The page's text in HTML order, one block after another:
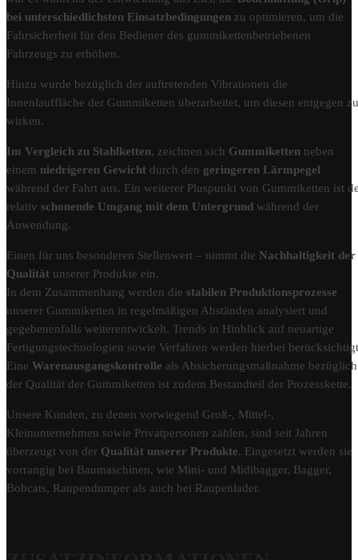
bei unterschiedlichsten Einsatzbedingungen zu optimieren, um die
Fahrsicherheit für den Bediener des gummikettenbetriebenen
Fahrzeugs zu erhöhen.
Hinzu wurde bezüglich der auftretenden Vibrationen die
Innenlauffläche der Gummiketten überarbeitet, um diesen entgegen zu
wirken.
Im Vergleich zu Stahlketten, zeichnen sich Gummiketten neben
einem niedrigeren Gewicht durch den geringeren Lärmpegel
während der Fahrt aus. Ein weiterer Pluspunkt von Gummiketten ist
relativ schonende Umgang mit dem Untergrund während der
Anwendung.
Einen für uns besonderen Stellenwert – nimmt die Nachhaltigkeit der
Qualität unserer Produkte ein.
In dem Zusammenhang werden die stabilen Produktionsprozesse
unserer Gummiketten in regelmäßigen Abständen analysiert und
gegebenenfalls weiterentwickelt. Trends in Hinblick auf neuartige
Fertigungstechnologien sowie Verfahren werden hierbei
Eine Warenausgangskontrolle als Absicherungsmaßnahme bezüglich
der Qualität der Gummiketten ist zudem Bestandteil der Prozesskette.
Unsere Kunden, zu denen vorwiegend Groß-, Mittel-,
Kleinunternehmen sowie Privatpersonen zählen, sind seit Jahren
überzeugt von der Qualität unserer Produkte. Eingesetzt werden sie
vorrangig bei Baumaschinen, wie Mini- und Midibagger, Bagger,
Bobcats, Raupendumper als auch bei Raupenlader.